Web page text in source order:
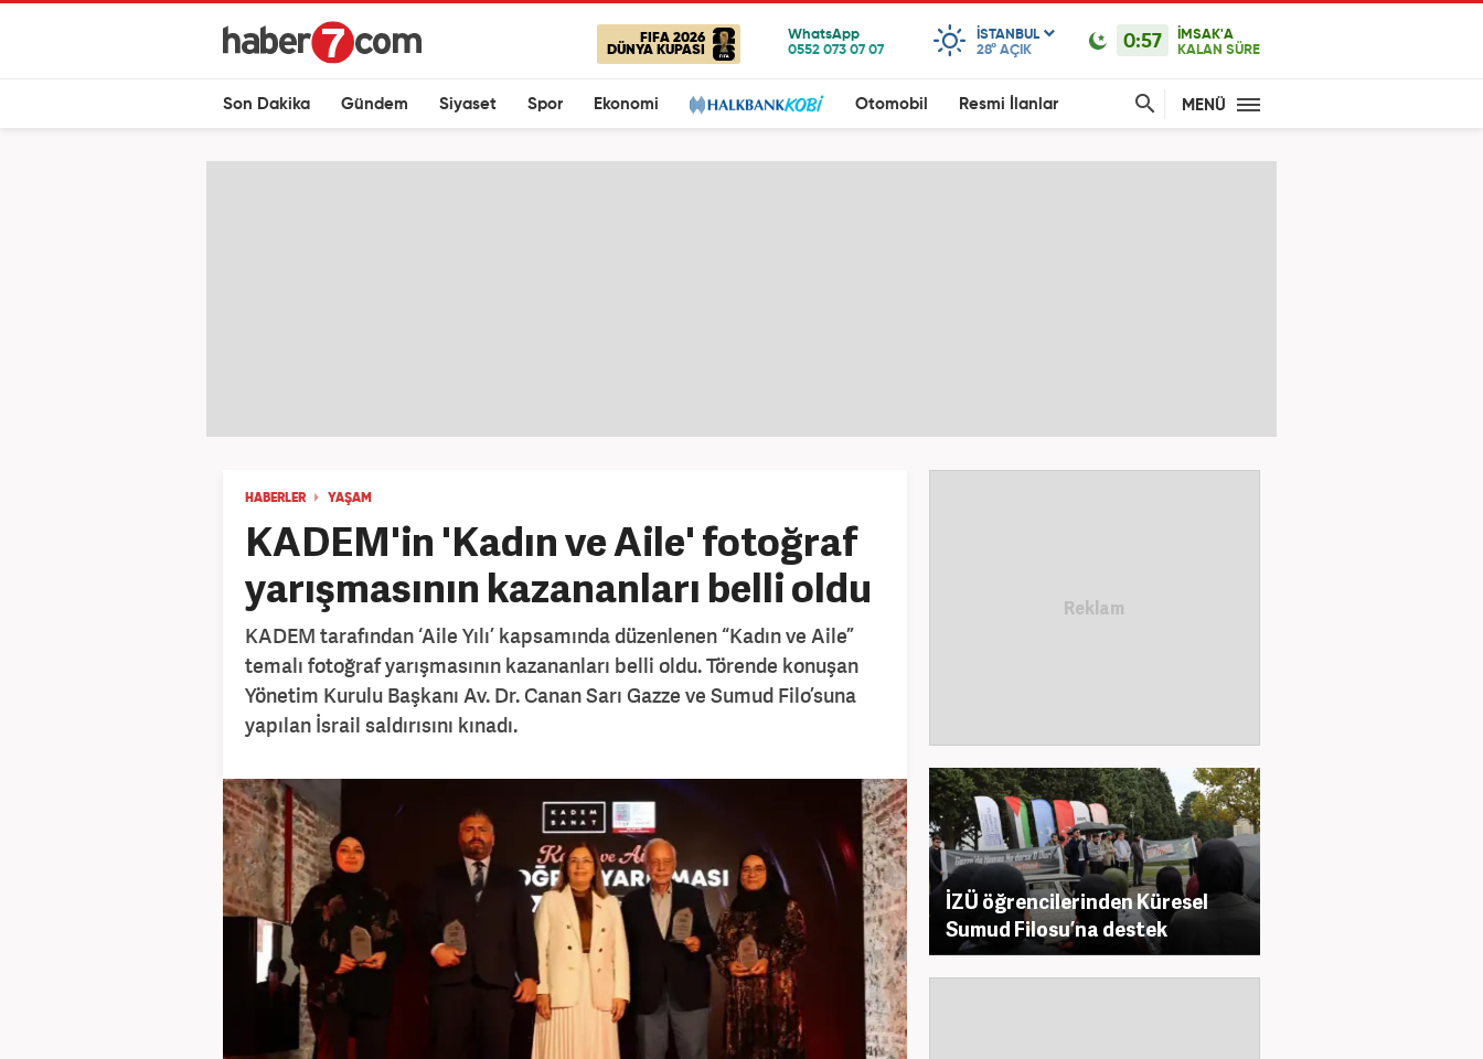
FIFA 2026
DÜNYA KUPASI
ISTANBUL
28° AÇIK 0:57
İMSAK'A
KALAN SÜRE
Son Dakika Gündem Siyaset Spor Ekonomi Otomobil Resmi İlanlar MENÜ
HABERLER YAŞAM
KADEM'in 'Kadın ve Aile' fotoğraf
yarışmasının kazananları belli oldu
KADEM tarafından ‘Aile Yılı’ kapsamında düzenlenen “Kadın ve Aile”
temalı fotoğraf yarışmasının kazananları belli oldu. Törende konuşan
Yönetim Kurulu Başkanı Av. Dr. Canan Sarı Gazze ve Sumud Filo’suna
yapılan İsrail saldırısını kınadı.
İZÜ öğrencilerinden Küresel
Sumud Filosu’na destek